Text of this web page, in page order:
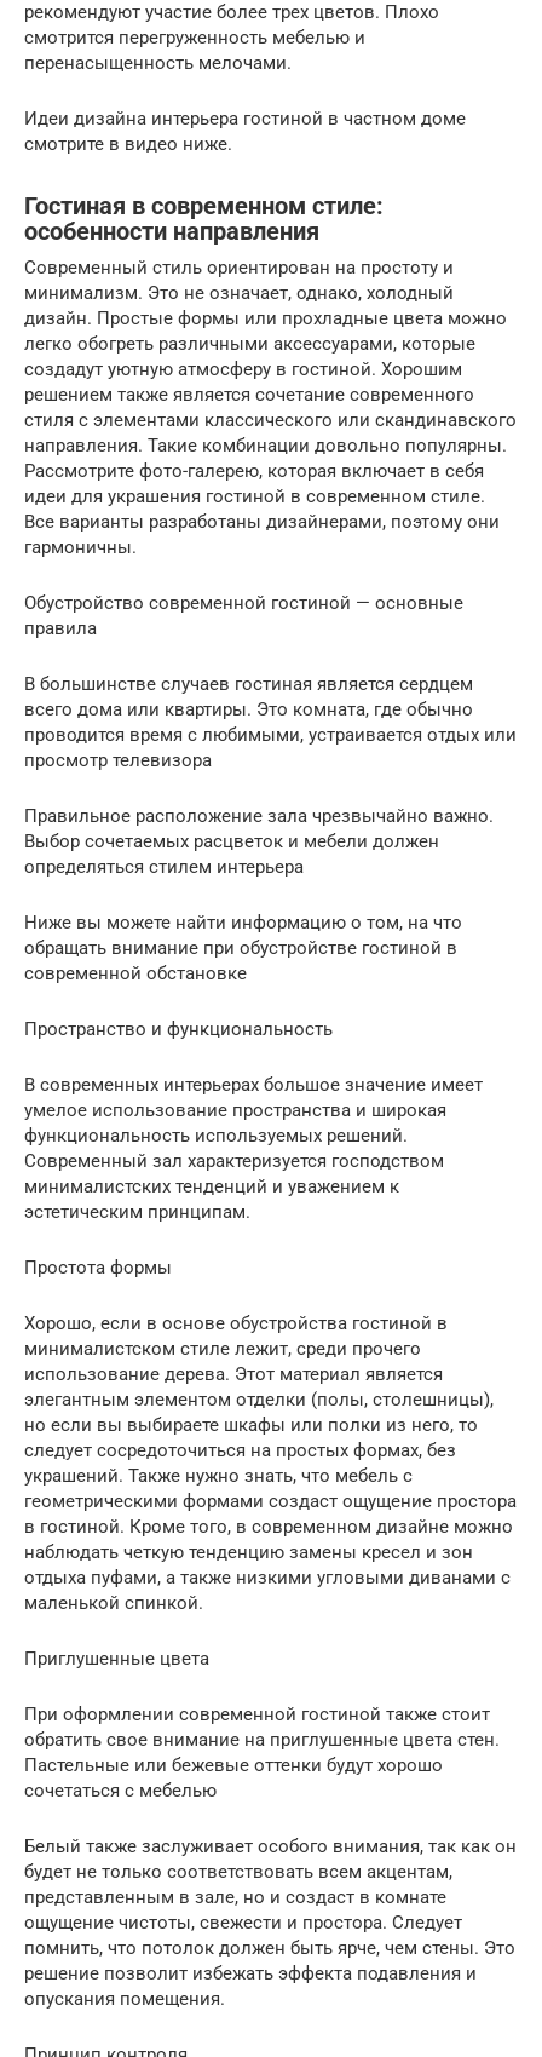
рекомендуют участие более трех цветов. Плохо
смотрится перегруженность мебелью и
перенасыщенность мелочами.
Идеи дизайна интерьера гостиной в частном доме
смотрите в видео ниже.
Гостиная в современном стиле:
особенности направления
Современный стиль ориентирован на простоту и
минимализм. Это не означает, однако, холодный
дизайн. Простые формы или прохладные цвета можно
легко обогреть различными аксессуарами, которые
создадут уютную атмосферу в гостиной. Хорошим
решением также является сочетание современного
стиля с элементами классического или скандинавского
направления. Такие комбинации довольно популярны.
Рассмотрите фото-галерею, которая включает в себя
идеи для украшения гостиной в современном стиле.
Все варианты разработаны дизайнерами, поэтому они
гармоничны.
Обустройство современной гостиной — основные
правила
В большинстве случаев гостиная является сердцем
всего дома или квартиры. Это комната, где обычно
проводится время с любимыми, устраивается отдых или
просмотр телевизора
Правильное расположение зала чрезвычайно важно.
Выбор сочетаемых расцветок и мебели должен
определяться стилем интерьера
Ниже вы можете найти информацию о том, на что
обращать внимание при обустройстве гостиной в
современной обстановке
Пространство и функциональность
В современных интерьерах большое значение имеет
умелое использование пространства и широкая
функциональность используемых решений.
Современный зал характеризуется господством
минималистских тенденций и уважением к
эстетическим принципам.
Простота формы
Хорошо, если в основе обустройства гостиной в
минималистском стиле лежит, среди прочего
использование дерева. Этот материал является
элегантным элементом отделки (полы, столешницы),
но если вы выбираете шкафы или полки из него, то
следует сосредоточиться на простых формах, без
украшений. Также нужно знать, что мебель с
геометрическими формами создаст ощущение простора
в гостиной. Кроме того, в современном дизайне можно
наблюдать четкую тенденцию замены кресел и зон
отдыха пуфами, а также низкими угловыми диванами с
маленькой спинкой.
Приглушенные цвета
При оформлении современной гостиной также стоит
обратить свое внимание на приглушенные цвета стен.
Пастельные или бежевые оттенки будут хорошо
сочетаться с мебелью
Белый также заслуживает особого внимания, так как он
будет не только соответствовать всем акцентам,
представленным в зале, но и создаст в комнате
ощущение чистоты, свежести и простора. Следует
помнить, что потолок должен быть ярче, чем стены. Это
решение позволит избежать эффекта подавления и
опускания помещения.